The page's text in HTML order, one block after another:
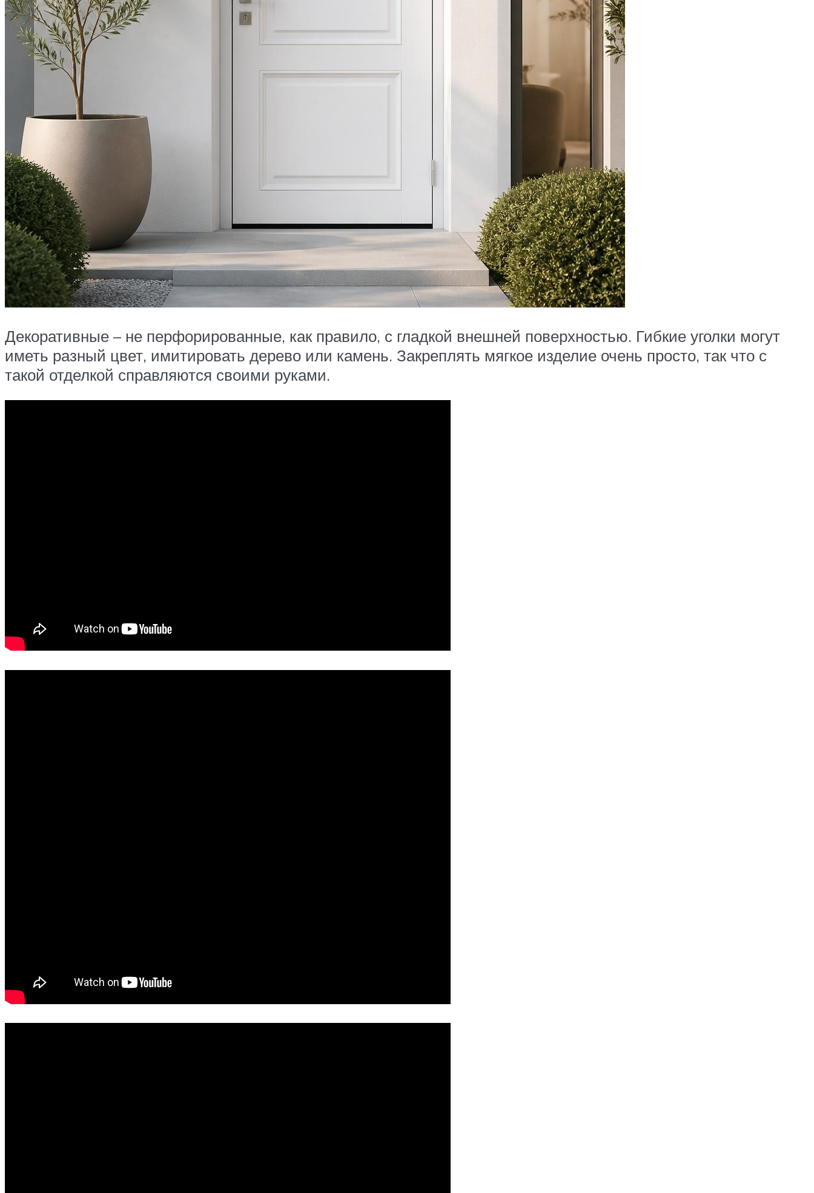
Декоративные – не перфорированные, как правило, с гладкой внешней поверхностью. Гибкие уголки могут
иметь разный цвет, имитировать дерево или камень. Закреплять мягкое изделие очень просто, так что с
такой отделкой справляются своими руками.